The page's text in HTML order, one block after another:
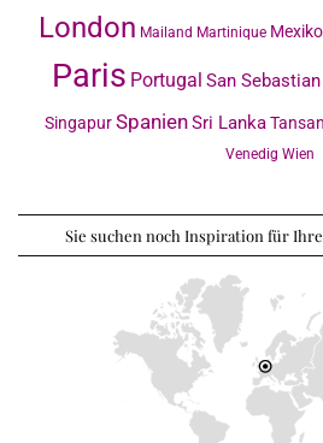
London Mailand Martinique Mexiko
Paris Portugal San Sebastian
SingapurSpanienSri Lanka
Venedig Wien
Sie suchen noch Inspiration für